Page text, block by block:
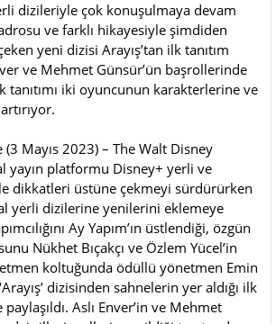
dizileriyle çok konuşulmaya devam
ve farklı hikayesiyle şimdiden
yeni dizisi Arayış’tan ilk tanıtım
ve Mehmet Günsür’ün başrollerinde
tanıtımı iki oyuncunun karakterlerine ve
(3 Mayıs 2023) – The Walt Disney
yayın platformu Disney+ yerli ve
dikkatleri üstüne çekmeyi sürdürürken
yerli dizilerine yenilerini eklemeye
Ay Yapım’ın üstlendiği, özgün
Nükhet Bıçakçı ve Özlem Yücel’in
koltuğunda ödüllü yönetmen Emin
dizisinden sahnelerin yer aldığı ilk
Aslı Enver’in ve Mehmet